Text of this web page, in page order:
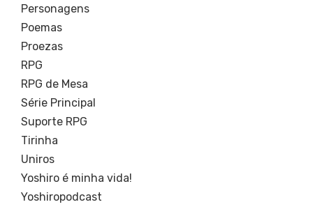
Personagens
Poemas
Proezas
RPG
RPG de Mesa
Série Principal
Suporte RPG
Tirinha
Uniros
Yoshiro é minha vida!
Yoshiropodcast